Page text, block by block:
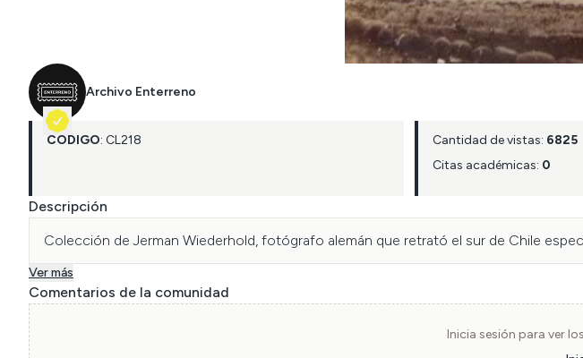
Archivo Enterreno
CÓDIGO: CL218 Cantidad de vistas: 6825
Citas académicas: 0
Descripción
Colección de Jerman Wiederhold, fotógrafo alemán que retrató el sur de Chile
Ver más
Comentarios de la comunidad
Inicia sesión para ver